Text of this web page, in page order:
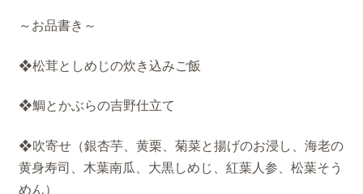
～お品書き～
❖松茸としめじの炊き込みご飯
❖鯛とかぶらの吉野仕立て
❖吹寄せ（銀杏芋、黄栗、菊菜と揚げのお浸し、海老の
黄身寿司、木葉南瓜、大黒しめじ、紅葉人参、松葉そう
めん）